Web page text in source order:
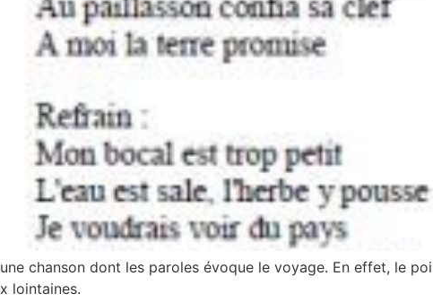
chanson dont les paroles évoque le voyage. En effet, le
lointaines.